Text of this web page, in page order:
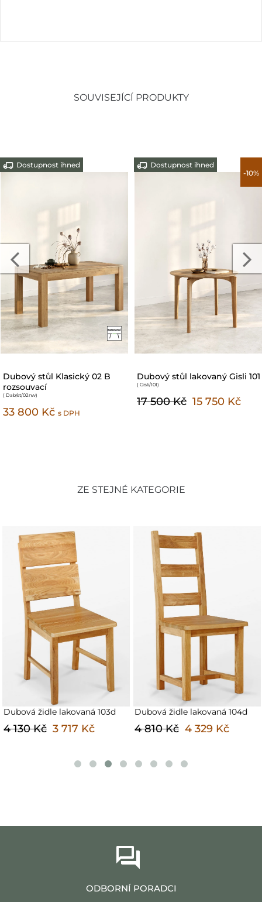
SOUVISEJÍCÍ PRODUKTY
Dostupnost ihned
-10%
Dubový stůl lakovaný na
kovových nohách 110
( Dab/st/110)
24 400 Kč 21 960 Kč
Dostupnost ihned
-10%
Rozsouvací stůl lakovaný
Nicea 129 dubový
provensálský styl
( nicea-129)